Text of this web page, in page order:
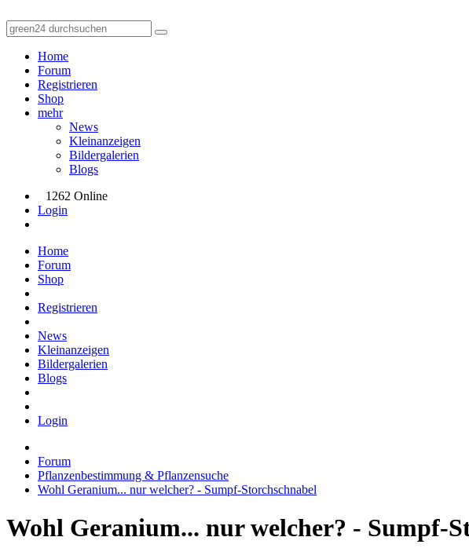
Home
Forum
Registrieren
Shop
mehr
News
Kleinanzeigen
Bildergalerien
Blogs
1262 Online
Login
Home
Forum
Shop
Registrieren
News
Kleinanzeigen
Bildergalerien
Blogs
Login
Forum
Pflanzenbestimmung & Pflanzensuche
Wohl Geranium... nur welcher? - Sumpf-Storchschnabel
Wohl Geranium... nur welcher? - Sumpf-